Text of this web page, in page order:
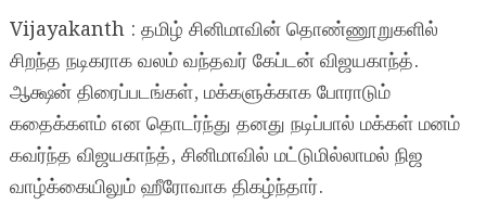
Vijayakanth : தமிழ் சினிமாவின் தொண்ணூறுகளில்
சிறந்த நடிகராக வலம் வந்தவர் கேப்டன் விஜயகாந்த்.
ஆக்ஷன் திரைப்படங்கள், மக்களுக்காக போராடும்
கதைக்களம் என தொடர்ந்து தனது நடிப்பால் மக்கள் மனம்
கவர்ந்த விஜயகாந்த், சினிமாவில் மட்டுமில்லாமல் நிஜ
வாழ்க்கையிலும் ஹீரோவாக திகழ்ந்தார்.